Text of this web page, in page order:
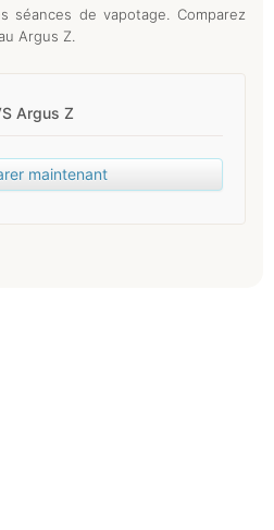
de vapotage. Comparez
Argus Z.
Argus Z
maintenant